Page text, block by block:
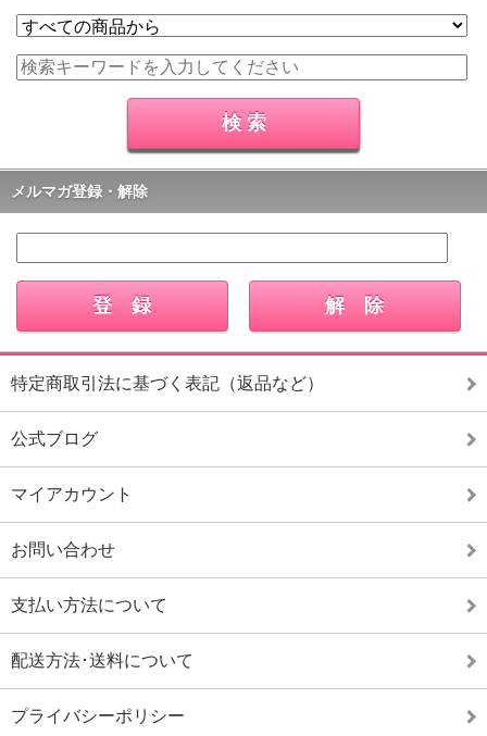
メルマガ登録・解除
特定商取引法に基づく表記（返品など）
公式ブログ
マイアカウント
お問い合わせ
支払い方法について
配送方法･送料について
プライバシーポリシー